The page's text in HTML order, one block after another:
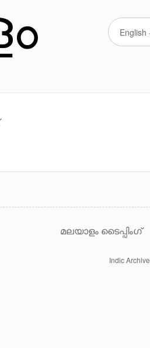
മലയാളം ടൈപ്പിംഗ്
Indic Archive